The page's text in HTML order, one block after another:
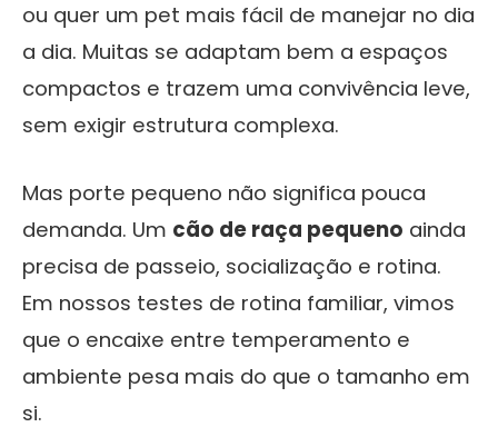
ou quer um pet mais fácil de manejar no dia
a dia. Muitas se adaptam bem a espaços
compactos e trazem uma convivência leve,
sem exigir estrutura complexa.
Mas porte pequeno não significa pouca
demanda. Um cão de raça pequeno ainda
precisa de passeio, socialização e rotina.
Em nossos testes de rotina familiar, vimos
que o encaixe entre temperamento e
ambiente pesa mais do que o tamanho em
si.